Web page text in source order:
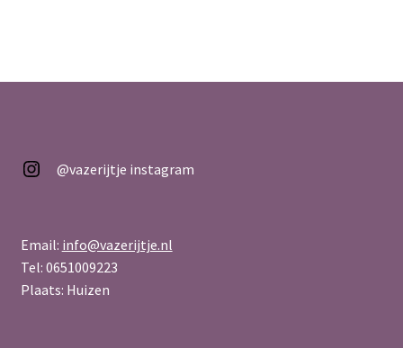
@vazerijtje
@vazerijtje instagram
Email: info@vazerijtje.nl
Tel: 0651009223
Plaats: Huizen